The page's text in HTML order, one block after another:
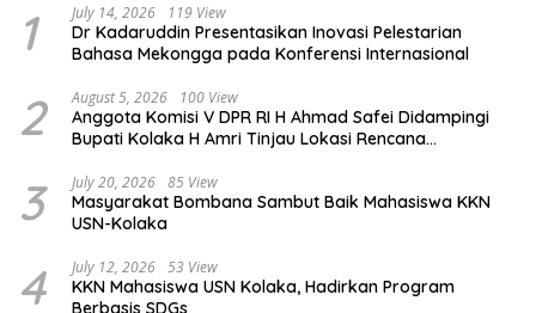
1 July 14, 2026 119 View
Dr Kadaruddin Presentasikan Inovasi Pelestarian
Bahasa Mekongga pada Konferensi Internasional
2 August 5, 2026 100 View
Anggota Komisi V DPR RI H Ahmad Safei Didampingi
Bupati Kolaka H Amri Tinjau Lokasi Rencana
Wundulako
3 July 20, 2026 85 View
Masyarakat Bombana Sambut Baik Mahasiswa KKN
USN-Kolaka
4 July 12, 2026 53 View
KKN Mahasiswa USN Kolaka, Hadirkan Program
Berbasis SDGs